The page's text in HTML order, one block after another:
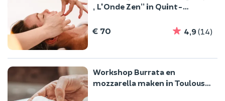
„L'Onde Zen” in Quint-
€ 70 4,9(14)
Workshop Burrata en
mozzarella maken in Toulouse